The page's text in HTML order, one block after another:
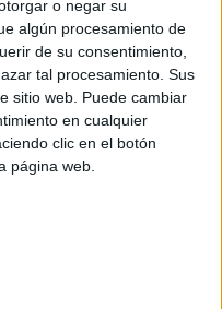
o negar su
algún procesamiento de
de su consentimiento,
tal procesamiento. Sus
sitio web. Puede cambiar
en cualquier
clic en el botón
página web.
enfocarse en una única
, específicamente en la
artísticas,
presencial, dando